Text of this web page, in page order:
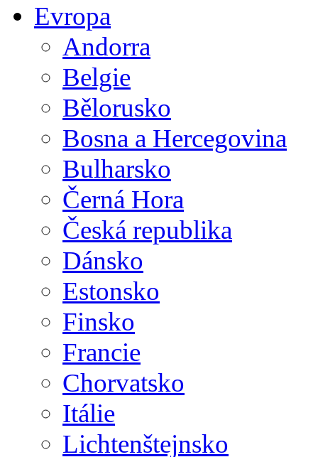
Evropa
Andorra
Belgie
Bělorusko
Bosna a Hercegovina
Bulharsko
Černá Hora
Česká republika
Dánsko
Estonsko
Finsko
Francie
Chorvatsko
Itálie
Lichtenštejnsko